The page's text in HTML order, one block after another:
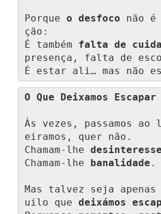
Porque o desfoco não é
ção:
É também falta de
presença, falta de
É estar ali… mas não
O Que Deixamos Escapar
Às vezes, passamos ao
eiramos, quer não.
Chamam-lhe desinteresse
Chamam-lhe
banalidade .
Mas talvez seja
uilo que deixámos